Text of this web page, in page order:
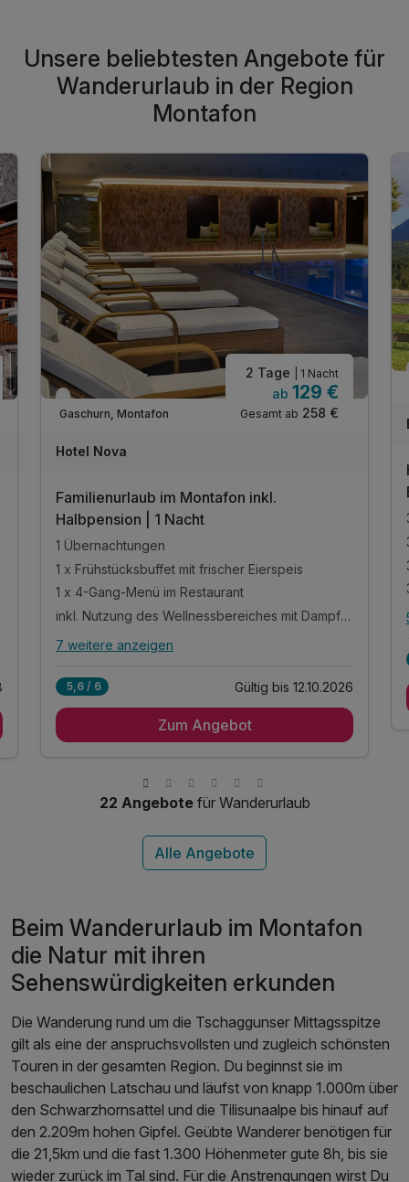
Wahl zwischen einfachen und anspruchsvollen Routen,
sodass sowohl erfahrene Sportler als auch Anfänger voll
auf ihre Kosten kommen. So kannst Du etwa ganz
entspannt entlang der Flussufer der Ill oder der Litz
Gipfel marschieren. Spannende Ausflugsziele, wie etwa die
Schweiz im Süden, Italien im Osten und das kleine
Liechtenstein im Westen, runden die Reise auch kulturell
ab.
Unsere beliebtesten Angebote für
Wanderurlaub in der Region
Montafon
Nur noch bis Oktober
Gaschurn, Montafon
2 Tage | 1 Nacht
ab 129 €
Gesamt ab 258 €
Hotel Nova
Familienurlaub im Montafon inkl.
Halbpension | 1 Nacht
1 Übernachtungen
1 x Frühstücksbuffet mit frischer Eierspeis
1 x 4-Gang-Menü im Restaurant
inkl. Nutzung des Wellnessbereiches mit Dampfbad
Alle Inklusivleistungen
1 x Frühstücksbuffet mit frischer Eierspeis
inkl. Panorama Hallenbad mit Ruheraum
inkl. finnischer Sauna, Bio-Sauna & Infrarotkabine
inkl. 10 % Ermäßigung für Mountainbike Verleih
Tipp: Minigolfanlage direkt neben dem Hotel
Tipp: Wanderwege für Kinder
7 weitere anzeigen
5,6 / 6 Gültig bis 12.10.2026
Zum Angebot
22 Angebotefür Wanderurlaub
Beim Wanderurlaub im Montafon
die Natur mit ihren
Sehenswürdigkeiten erkunden
Die Wanderung rund um die Tschaggunser Mittagsspitze
gilt als eine der anspruchsvollsten und zugleich schönsten
Touren in der gesamten Region. Du beginnst sie im
beschaulichen Latschau und läufst von knapp 1.000m über
den Schwarzhornsattel und die Tilisunaalpe bis hinauf auf
den 2.209m hohen Gipfel. Geübte Wanderer benötigen für
die 21,5km und die fast 1.300 Höhenmeter gute 8h, bis sie
wieder zurück im Tal sind. Für die Anstrengungen wirst Du